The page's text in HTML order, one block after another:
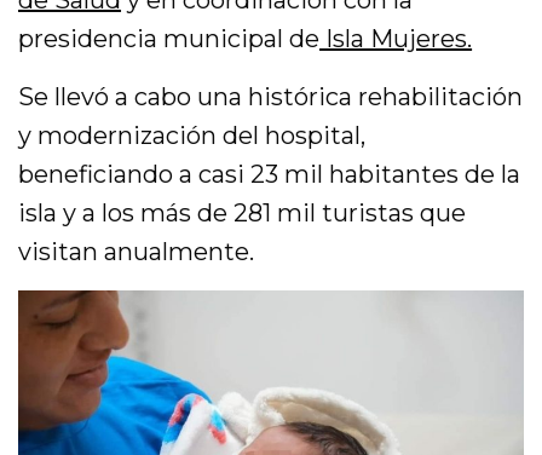
presidencia municipal de Isla Mujeres.
Se llevó a cabo una histórica rehabilitación
y modernización del hospital,
beneficiando a casi 23 mil habitantes de la
isla y a los más de 281 mil turistas que
visitan anualmente.